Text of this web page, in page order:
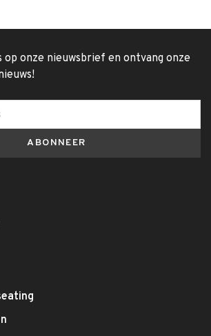
op onze nieuwsbrief en ontvang onze
ABONNEER